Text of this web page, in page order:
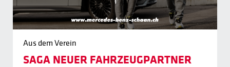
Aus dem Verein
SAGA NEUER FAHRZEUGPARTNER